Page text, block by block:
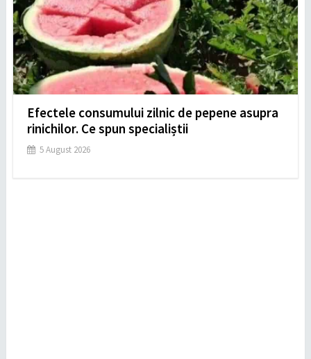
Efectele consumului zilnic de pepene asupra
rinichilor. Ce spun specialiștii
5 August 2026